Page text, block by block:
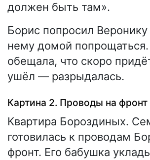
должен быть там».
Борис попросил Веронику
нему домой
обещала, что скоро
ушёл — разрыдалась.
Картина 2. Проводы на фронт
Квартира Бороздиных.
готовилась к проводам
фронт. Его бабушка